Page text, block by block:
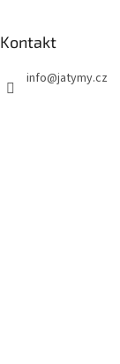
Kontakt
info@jatymy.cz